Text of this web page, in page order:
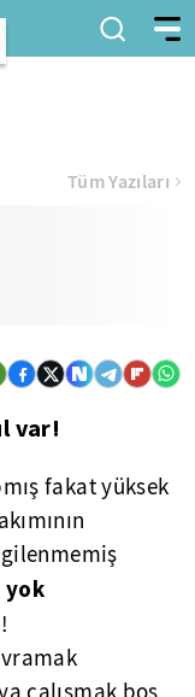
Tüm Yazıları
var!
fakat yüksek
yok